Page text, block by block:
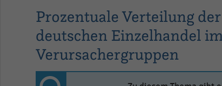
Prozentuale Verteilung
deutschen Einzelhandel
Verursachergruppen